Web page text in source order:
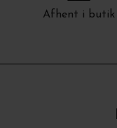
Afhent i butik